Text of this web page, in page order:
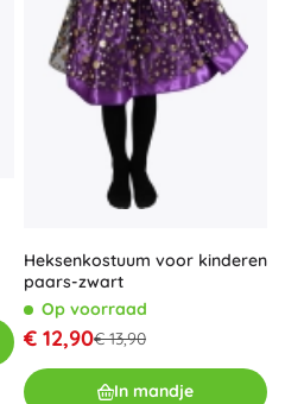
Heksenkostuum voor kinderen
paars-zwart
Op voorraad
€ 12,90€ 13,90
In mandje